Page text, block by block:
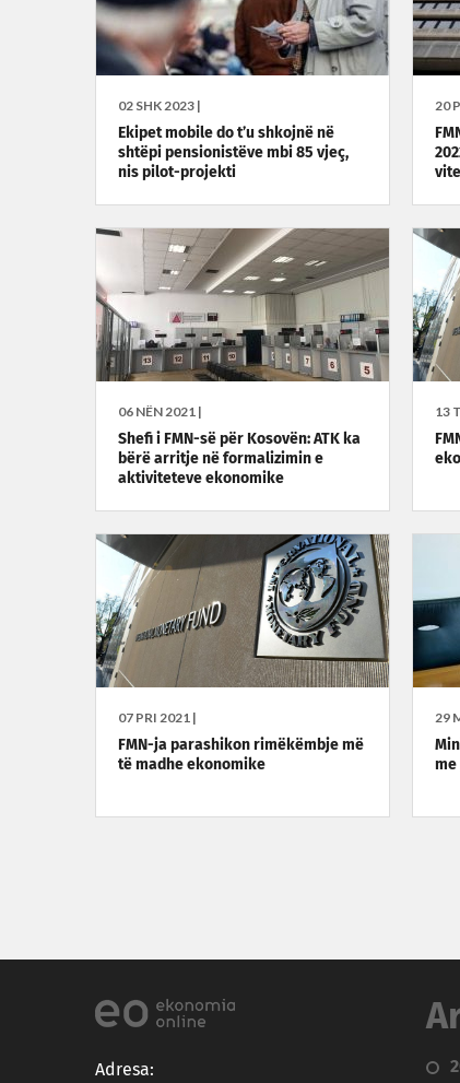
02 SHK 2023 |
Ekipet mobile do t’u shkojnë në
shtëpi pensionistëve mbi 85 vjeç,
nis pilot-projekti
20
06 NËN 2021 |
Shefi i FMN-së për Kosovën: ATK ka
bërë arritje në formalizimin e
aktiviteteve ekonomike
13
07 PRI 2021 |
FMN-ja parashikon rimëkëmbje më
të madhe ekonomike
29
me
Adresa: